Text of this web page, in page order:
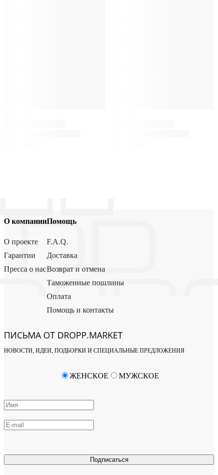
О компании
О проекте
Гарантии
Пресса о нас
Помощь
F.A.Q.
Доставка
Возврат и отмена
Таможенные пошлины
Оплата
Помощь и контакты
ПИСЬМА ОТ DROPP.MARKET
НОВОСТИ, ИДЕИ, ПОДБОРКИ И СПЕЦИАЛЬНЫЕ ПРЕДЛОЖЕНИЯ
Подписаться
ЖЕНСКОЕ МУЖСКОЕ